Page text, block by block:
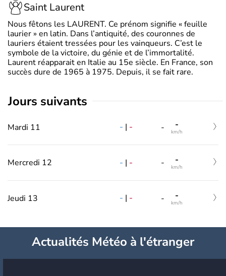
Saint Laurent
Nous fêtons les LAURENT. Ce prénom signifie « feuille
laurier » en latin. Dans l’antiquité, des couronnes de
lauriers étaient tressées pour les vainqueurs. C’est le
symbole de la victoire, du génie et de l’immortalité.
Laurent réapparait en Italie au 15e siècle. En France, son
succès dure de 1965 à 1975. Depuis, il se fait rare.
jours suivants
Mardi 11 - | - - -
km/h
Mercredi 12 - | - - -
km/h
Jeudi 13 - | - - -
km/h
Actualités Météo à l'étranger